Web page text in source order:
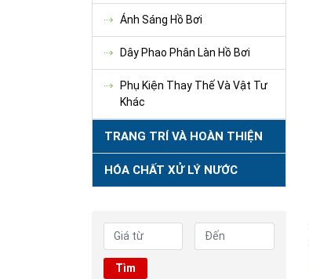
Ánh Sáng Hồ Bơi
Dây Phao Phân Làn Hồ Bơi
Phụ Kiện Thay Thế Và Vật Tư
Khác
TRANG TRÍ VÀ HOÀN THIỆN
HÓA CHẤT XỬ LÝ NƯỚC
Tìm